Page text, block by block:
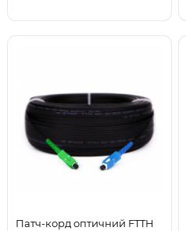
Патч-корд оптичний FTTH